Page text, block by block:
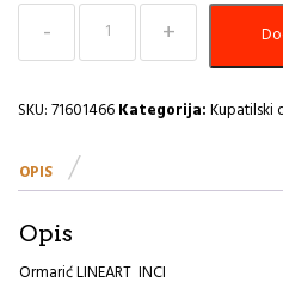
Ormaric
Umivaonikom
INCI
White
količina
SKU:71601466Kategorija:Kupatilski
OPIS
Opis
Ormarić LINEART INCI